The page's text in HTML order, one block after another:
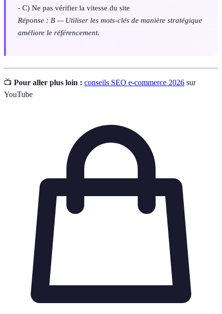
- C) Ne pas vérifier la vitesse du site
Réponse : B — Utiliser les mots-clés de manière stratégique
améliore le référencement.
📺 Pour aller plus loin : conseils SEO e-commerce 2026 sur
YouTube